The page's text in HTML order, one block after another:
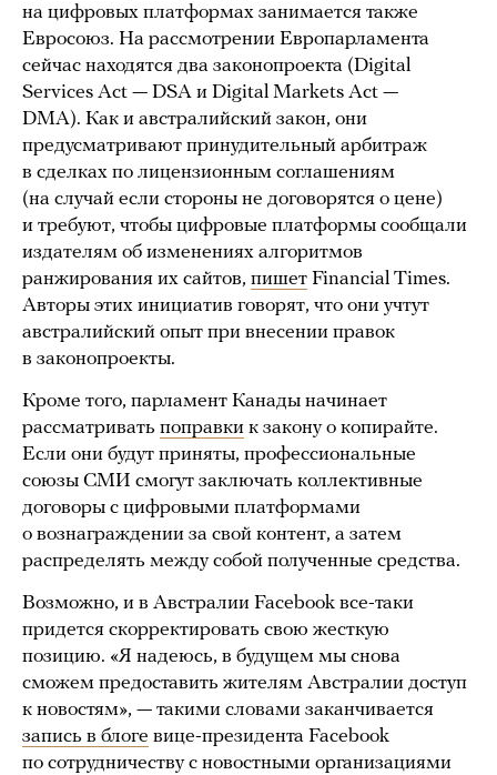
на цифровых платформах занимается также
Евросоюз. На рассмотрении Европарламента
сейчас находятся два законопроекта (Digital
Services Act — DSA и Digital Markets Act —
DMA). Как и австралийский закон, они
предусматривают принудительный арбитраж
в сделках по лицензионным соглашениям
(на случай если стороны не договорятся о цене)
и требуют, чтобы цифровые платформы сообщали
издателям об изменениях алгоритмов
ранжирования их сайтов, пишет Financial Times.
Авторы этих инициатив говорят, что они учтут
австралийский опыт при внесении правок
в законопроекты.
Кроме того, парламент Канады начинает
рассматривать поправки к закону о копирайте.
Если они будут приняты, профессиональные
союзы СМИ смогут заключать коллективные
договоры с цифровыми платформами
о вознаграждении за свой контент, а затем
распределять между собой полученные средства.
Возможно, и в Австралии Facebook все-таки
придется скорректировать свою жесткую
позицию. «Я надеюсь, в будущем мы снова
сможем предоставить жителям Австралии доступ
к новостям», — такими словами заканчивается
запись в блоге вице-президента Facebook
по сотрудничеству с новостными организациями